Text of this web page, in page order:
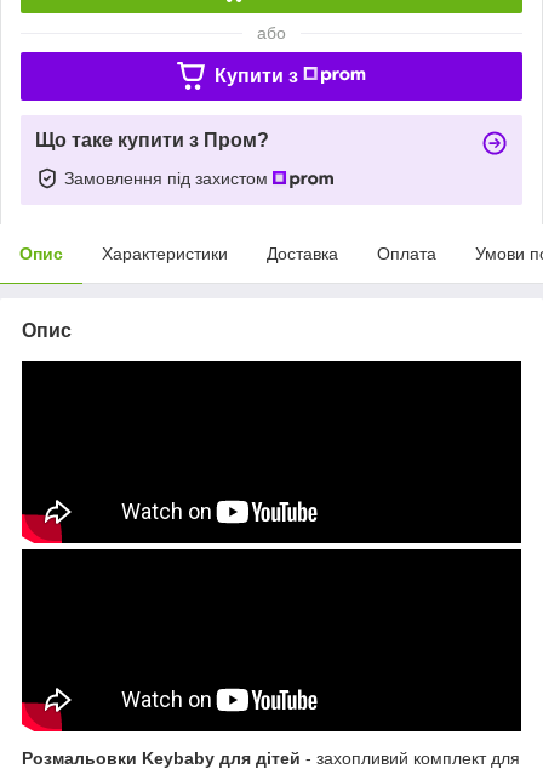
або
Купити з
Що таке купити з Пром?
Замовлення під захистом
Опис Характеристики Доставка Оплата Умови
Опис
Розмальовки Keybaby для дітей - захопливий комплект для